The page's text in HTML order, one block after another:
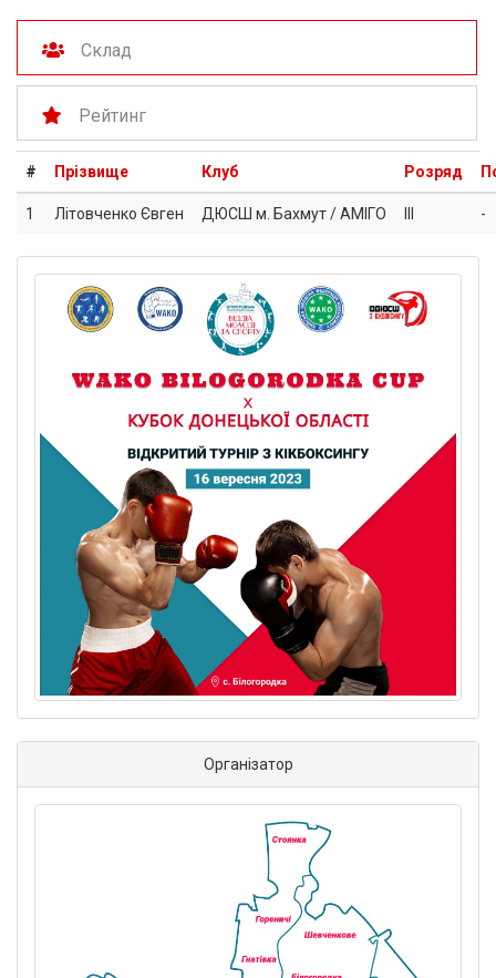
Склад
Рейтинг
# Прізвище Клуб Розряд
1 Літовченко Євген ДЮСШ м. Бахмут / АМІГО -
Організатор